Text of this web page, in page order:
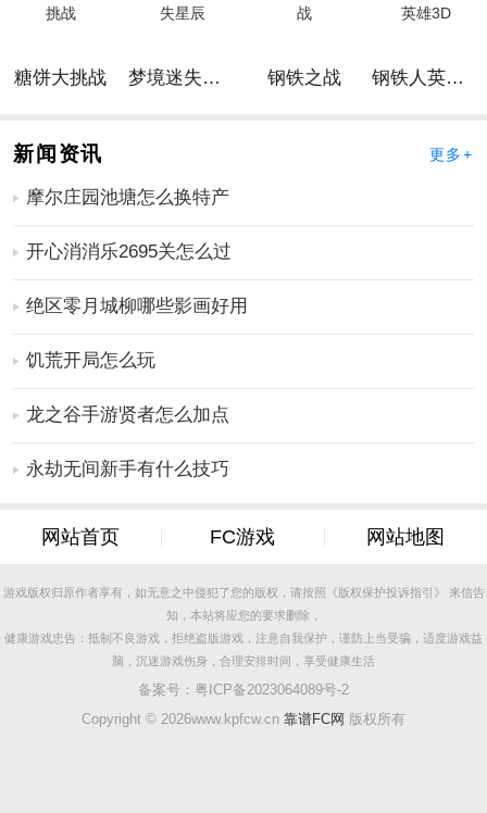
式和玩法。
险，看看谁更快。
糖饼大挑战 梦境迷失星辰 钢铁之战 钢铁人英雄3D
新闻资讯 更多+
摩尔庄园池塘怎么换特产
开心消消乐2695关怎么过
绝区零月城柳哪些影画好用
饥荒开局怎么玩
龙之谷手游贤者怎么加点
永劫无间新手有什么技巧
网站首页 FC游戏 网站地图
游戏版权归原作者享有，如无意之中侵犯了您的版权，请按照《版权保护投诉指引》 来信告
知，本站将应您的要求删除，
健康游戏忠告：抵制不良游戏，拒绝盗版游戏，注意自我保护，谨防上当受骗，适度游戏益
脑，沉迷游戏伤身，合理安排时间，享受健康生活
备案号： 粤ICP备2023064089号-2
Copyright © 2026www.kpfcw.cn 靠谱FC网 版权所有